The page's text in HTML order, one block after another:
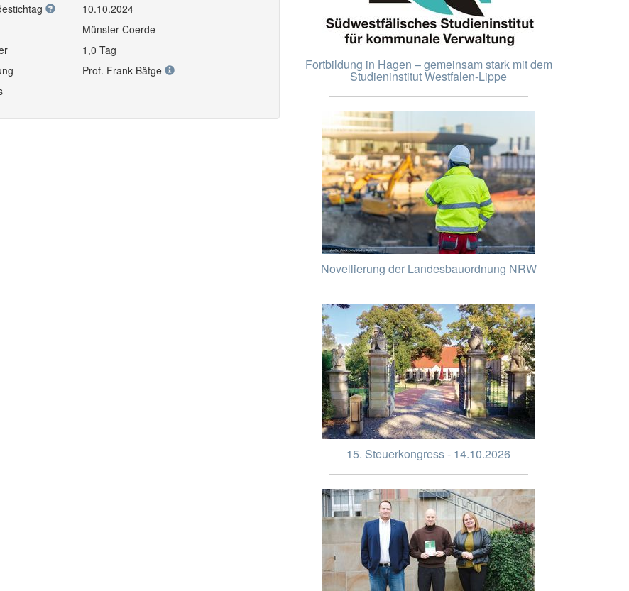
10.10.2024
Münster-Coerde
1,0 Tag
Prof. Frank Bätge
Fortbildung in Hagen – gemeinsam stark mit dem
Studieninstitut Westfalen-Lippe
Novellierung der Landesbauordnung NRW
15. Steuerkongress - 14.10.2026